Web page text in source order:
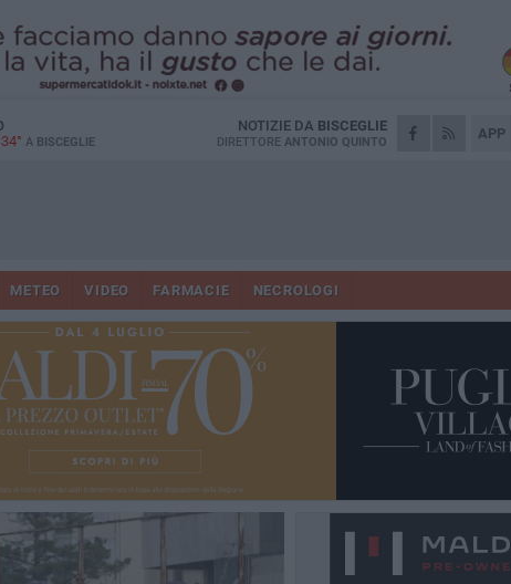
34° A BISCEGLIE
APP
NOTIZIE DA BISCEGLIE
DIRETTORE ANTONIO QUINTO
METEO VIDEO FARMACIE NECROLOGI